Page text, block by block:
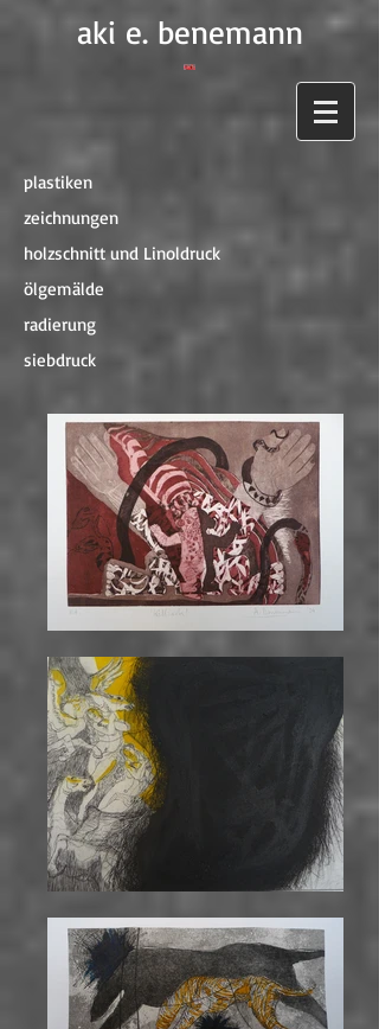
aki e. benemann
plastiken
zeichnungen
holzschnitt und Linoldruck
ölgemälde
radierung
siebdruck